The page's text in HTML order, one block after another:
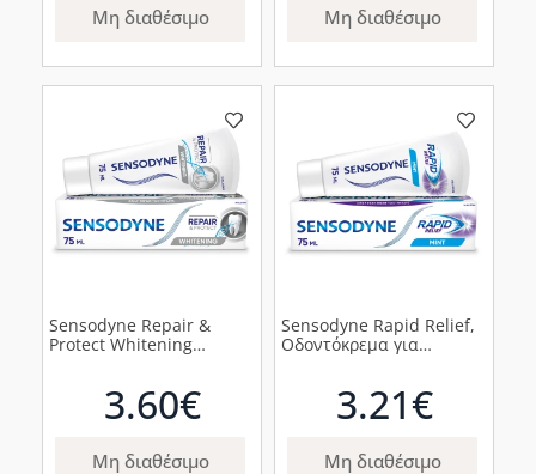
Μη διαθέσιμο Μη διαθέσιμο
Sensodyne Repair &
Protect Whitening
3.60€
Μη διαθέσιμο
Sensodyne Rapid Relief,
Οδοντόκρεμα για
3.21€
Μη διαθέσιμο